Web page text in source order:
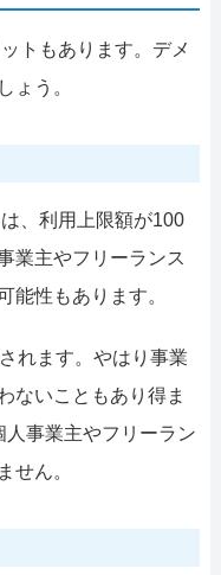
トもあります。デメ
ょう。
、利用上限額が100
業主やフリーランス
能性もあります。
れます。やはり事業
ないこともあり得ま
事業主やフリーラン
せん。